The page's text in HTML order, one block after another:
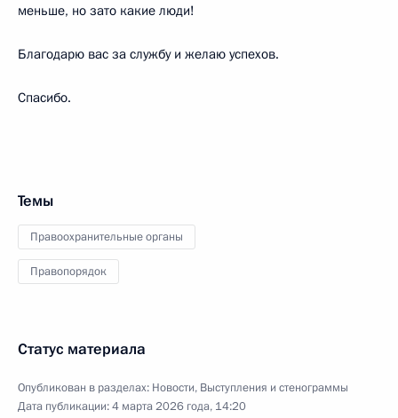
меньше, но зато какие люди!
Благодарю вас за службу и желаю успехов.
Спасибо.
Темы
Правоохранительные органы
Правопорядок
Статус материала
Опубликован в разделах: Новости, Выступления и стенограммы
Дата публикации:4 марта 2026 года, 14:20